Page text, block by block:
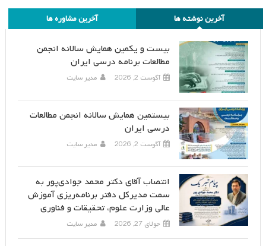
آخرین نوشته ها آخرین مشاوره ها
بیست و یکمین همایش سالانه انجمن
مطالعات برنامه درسی ایران
آگوست 2, 2026 مدیر سایت
بیستمین همایش سالانه انجمن مطالعات
درسی ایران
آگوست 2, 2026 مدیر سایت
انتصاب آقای دکتر محمد جوادی‌پور به
سمت مدیرکل دفتر برنامه‌ریزی آموزش
عالی وزارت علوم، تحقیقات و فناوری
جولای 27, 2026 مدیر سایت